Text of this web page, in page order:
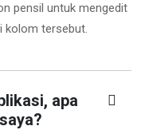
pensil untuk mengedit
kolom tersebut.
apa